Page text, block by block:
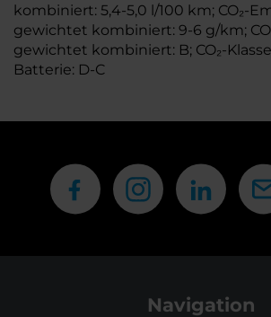
kombiniert: 5,4-5,0 l/100 km; CO₂-
gewichtet kombiniert: 9-6 g/km;
gewichtet kombiniert: B; CO₂-
Batterie: D-C
Navigation